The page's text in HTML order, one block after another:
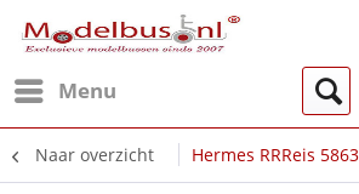
Menu
Naar overzicht Hermes RRReis 5863